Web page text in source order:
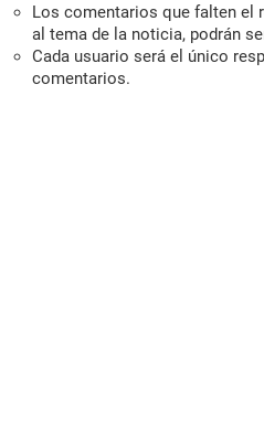
Los comentarios que falten el
al tema de la noticia, podrán
Cada usuario será el único
comentarios.